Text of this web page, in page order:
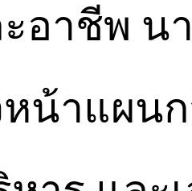
อาชีพ น
หน้าแผน